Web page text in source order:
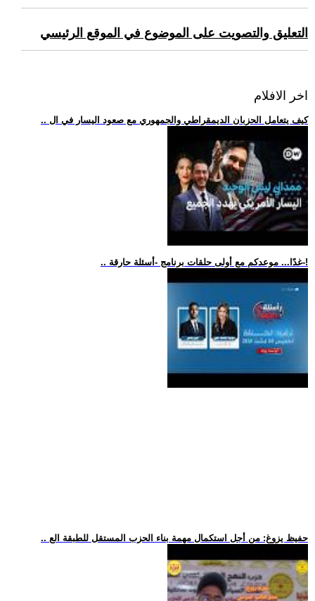
التعليق والتصويت على الموضوع في الموقع الرئيسي
اخر الافلام
.. كيف يتعامل الحزبان الديمقراطي والجمهوري مع صعود اليسار في ال
.. غدًا... موعدكم مع أولى حلقات برنامج -أسئلة حارقة-!
.. حفيظ يزوغ: من أجل استكمال مهمة بناء الحزب المستقل للطبقة الع